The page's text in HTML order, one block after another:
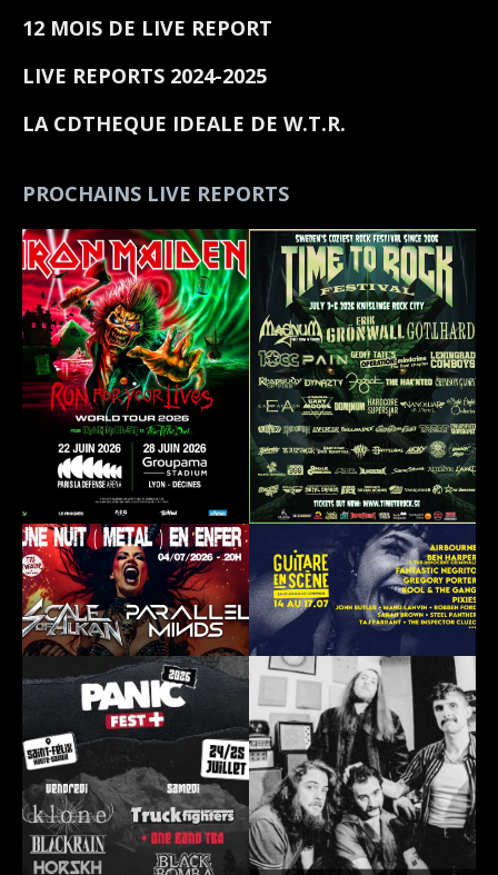
12 MOIS DE LIVE REPORT
LIVE REPORTS 2024-2025
LA CDTHEQUE IDEALE DE W.T.R.
PROCHAINS LIVE REPORTS